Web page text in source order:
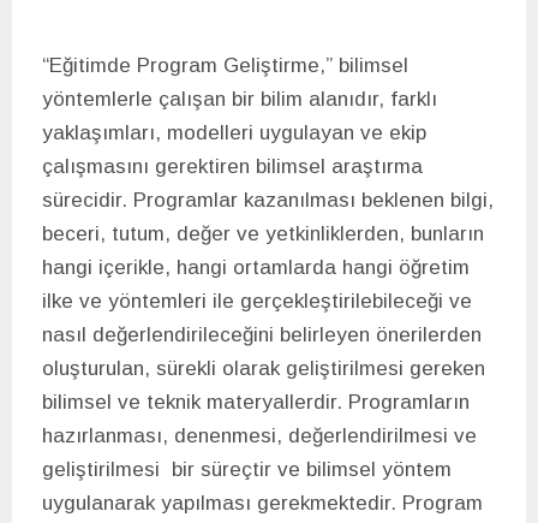
“Eğitimde Program Geliştirme,” bilimsel
yöntemlerle çalışan bir bilim alanıdır, farklı
yaklaşımları, modelleri uygulayan ve ekip
çalışmasını gerektiren bilimsel araştırma
sürecidir. Programlar kazanılması beklenen bilgi,
beceri, tutum, değer ve yetkinliklerden, bunların
hangi içerikle, hangi ortamlarda hangi öğretim
ilke ve yöntemleri ile gerçekleştirilebileceği ve
nasıl değerlendirileceğini belirleyen önerilerden
oluşturulan, sürekli olarak geliştirilmesi gereken
bilimsel ve teknik materyallerdir. Programların
hazırlanması, denenmesi, değerlendirilmesi ve
geliştirilmesi bir süreçtir ve bilimsel yöntem
uygulanarak yapılması gerekmektedir. Program